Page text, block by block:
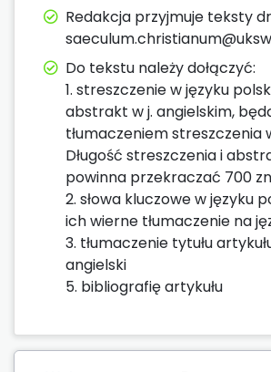
Redakcja przyjmuje teksty
Do tekstu należy dołączyć:
1. streszczenie w języku
abstrakt w j. angielskim,
tłumaczeniem streszczenia
Długość streszczenia i
powinna przekraczać 700
2. słowa kluczowe w języku
ich wierne tłumaczenie na
3. tłumaczenie tytułu
angielski
5. bibliografię artykułu